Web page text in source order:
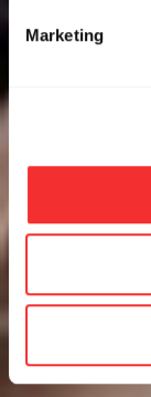
Marketing